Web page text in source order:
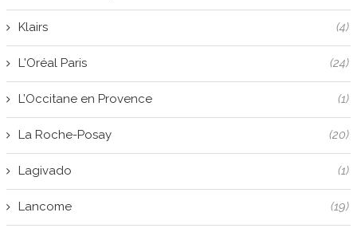
Klairs (4)
L'Oréal Paris (24)
L’Occitane en Provence (1)
La Roche-Posay (20)
Lagivado (1)
Lancome (19)